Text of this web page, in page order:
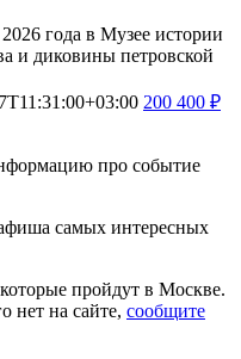
года в Музее истории
и диковины петровской
200 400 ₽
про событие
самых интересных
пройдут в Москве.
нет на сайте, сообщите